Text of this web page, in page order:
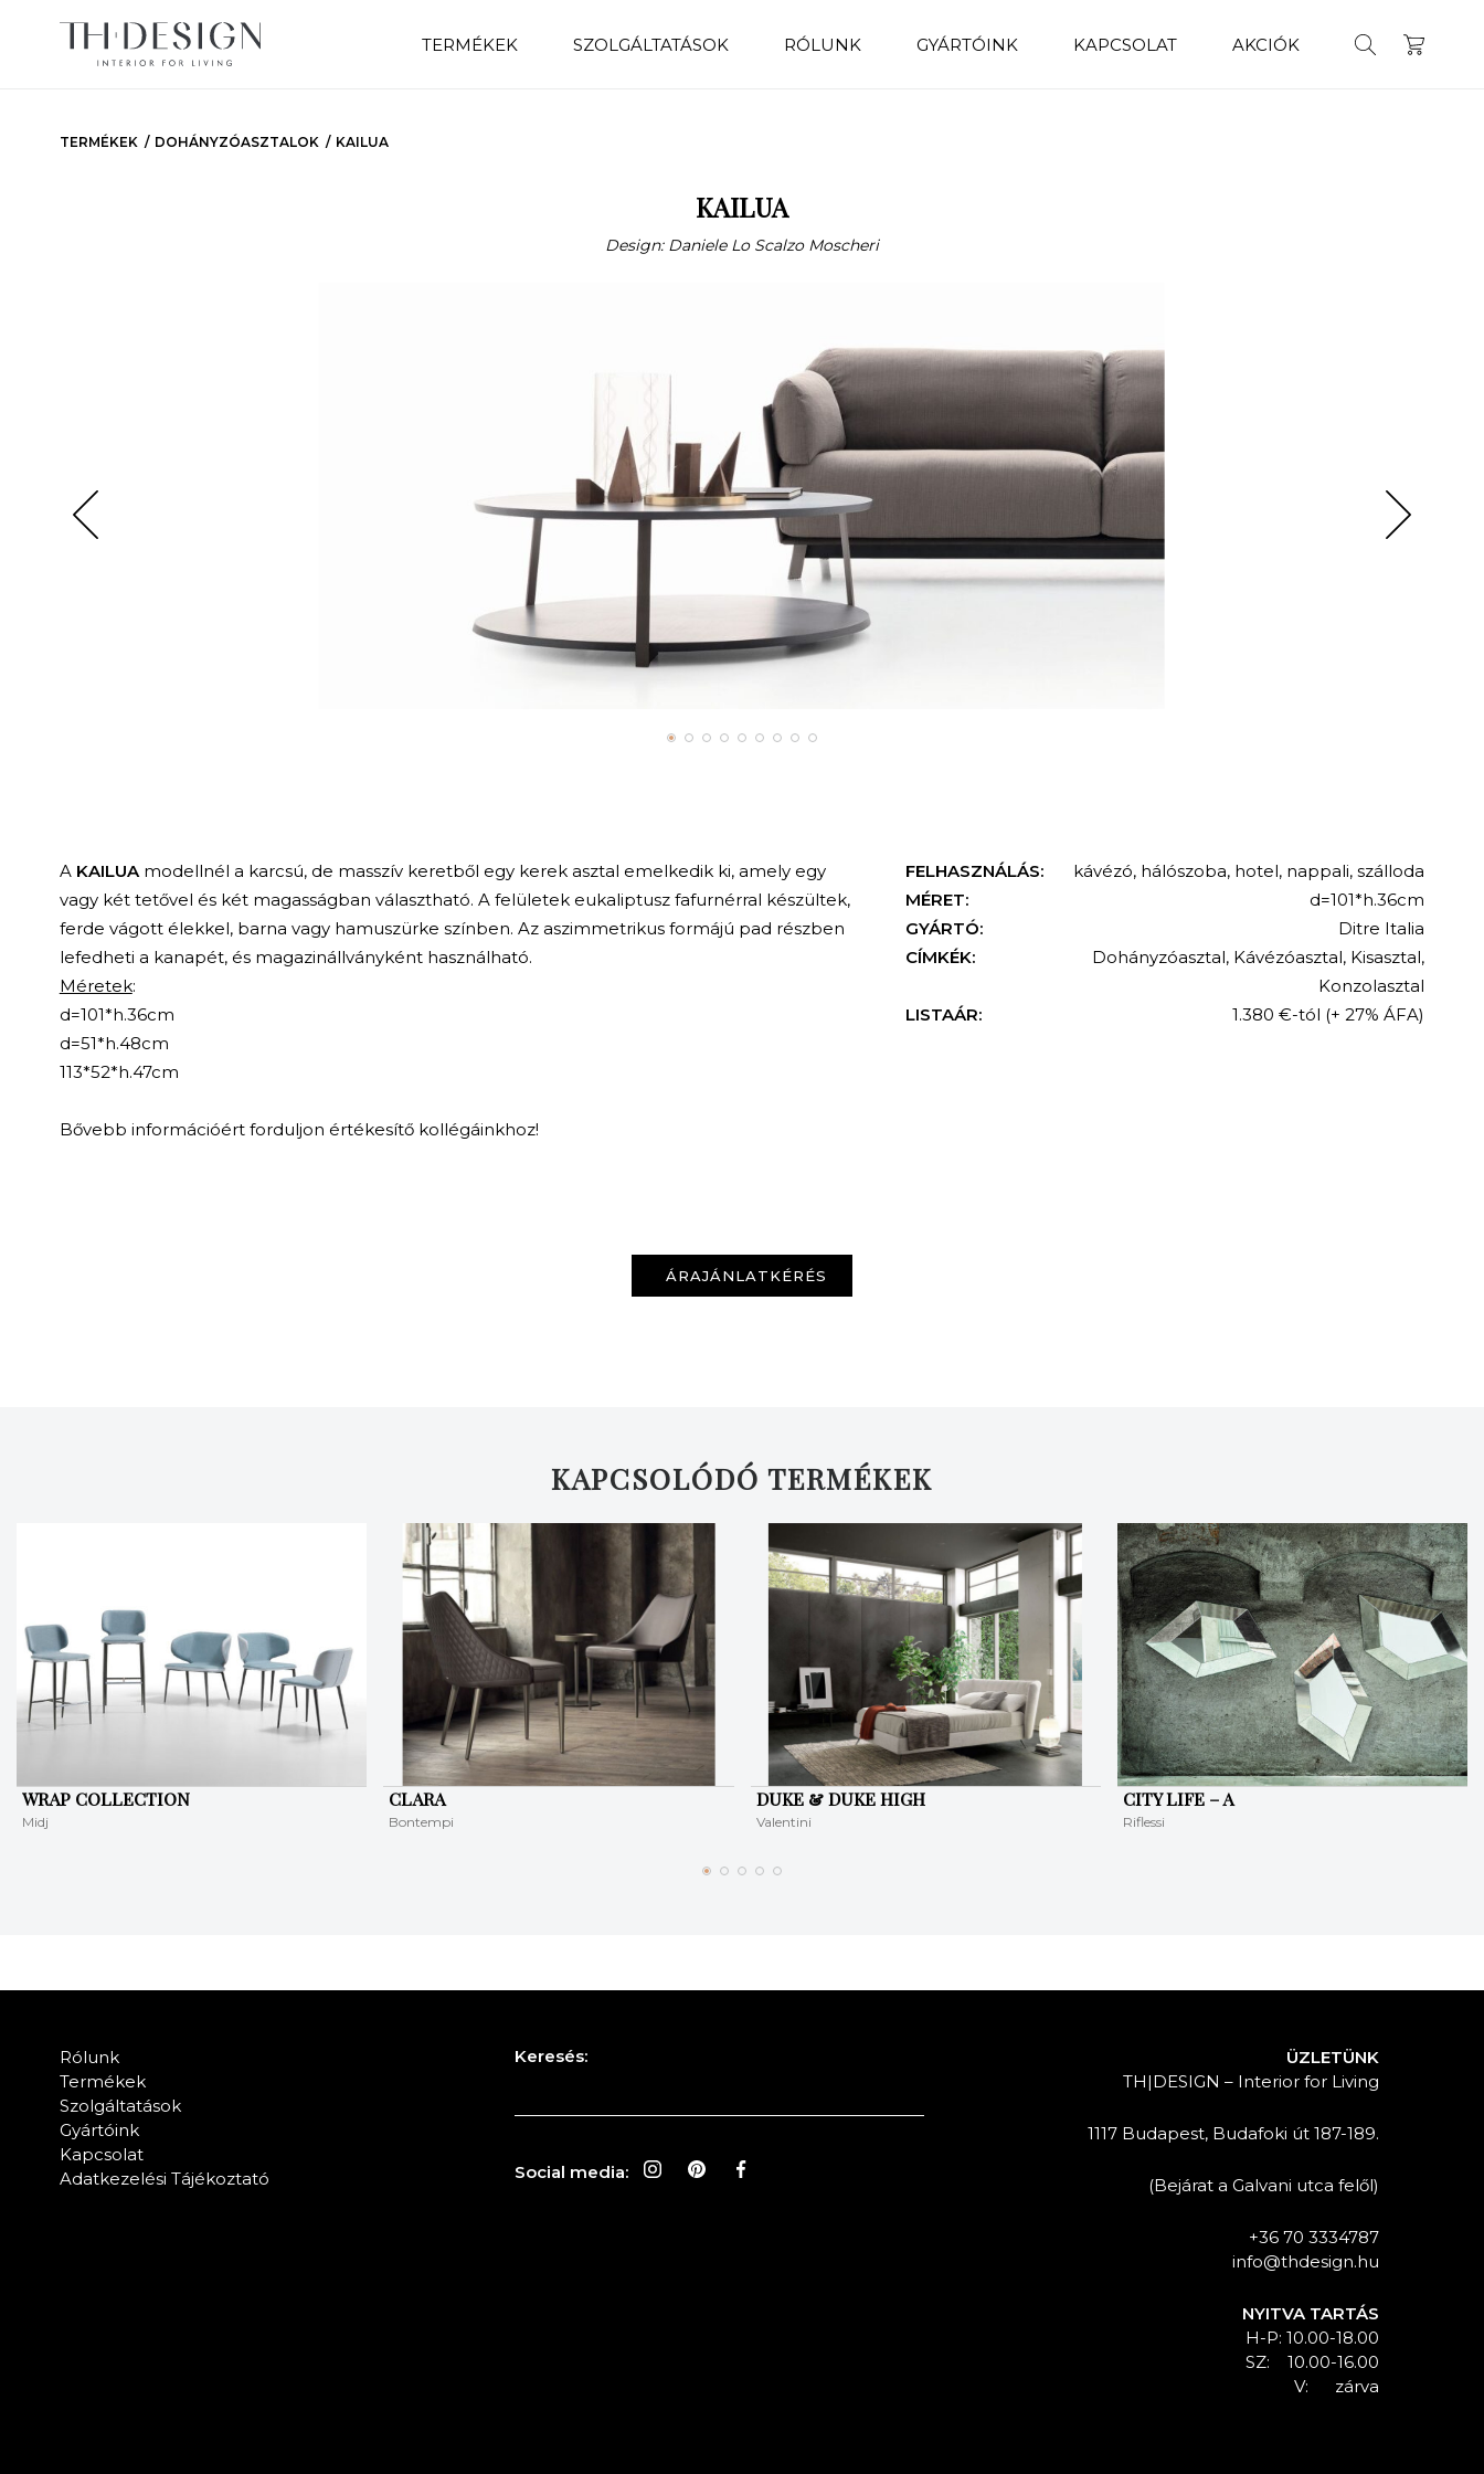
TERMÉKEK SZOLGÁLTATÁSOK RÓLUNK GYÁRTÓINK KAPCSOLAT AKCIÓK
TERMÉKEK DOHÁNYZÓASZTALOK KAILUA
KAILUA
Design: Daniele Lo Scalzo Moscheri
A KAILUAmodellnél a karcsú, de masszív keretből egy kerek asztal emelkedik ki, amely egy
vagy két tetővel és két magasságban választható. A felületek eukaliptusz fafurnérral készültek,
ferde vágott élekkel, barna vagy hamuszürke színben. Az aszimmetrikus formájú pad részben
lefedheti a kanapét, és magazinállványként használható.
Méretek:
d=101*h.36cm
d=51*h.48cm
113*52*h.47cm
Bővebb információért forduljon értékesítő kollégáinkhoz!
FELHASZNÁLÁS: kávézó, hálószoba, hotel, nappali,szálloda
MÉRET:
d=101*h.36cm
GYÁRTÓ:
Ditre Italia
CÍMKÉK:
Dohányzóasztal, Kávézóasztal, Kisasztal,
Konzolasztal
LISTAÁR:
1.380 €-tól (+ 27% ÁFA)
ÁRAJÁNLATKÉRÉS
KAPCSOLÓDÓ TERMÉKEK
WRAP COLLECTION
Midj
CLARA
Bontempi
DUKE & DUKE HIGH
Valentini
CITY LIFE – A
Riflessi
Rólunk
Termékek
Szolgáltatások
Gyártóink
Kapcsolat
Adatkezelési Tájékoztató
Keresés:
Social media:
ÜZLETÜNK
TH|DESIGN – Interior for Living
1117 Budapest, Budafoki út 187-189.
(Bejárat a Galvani utca felől)
+36 70 3334787
info@thdesign.hu
NYITVA TARTÁS
H-P: 10.00-18.00
SZ: 10.00-16.00
V: zárva
KERESÉS